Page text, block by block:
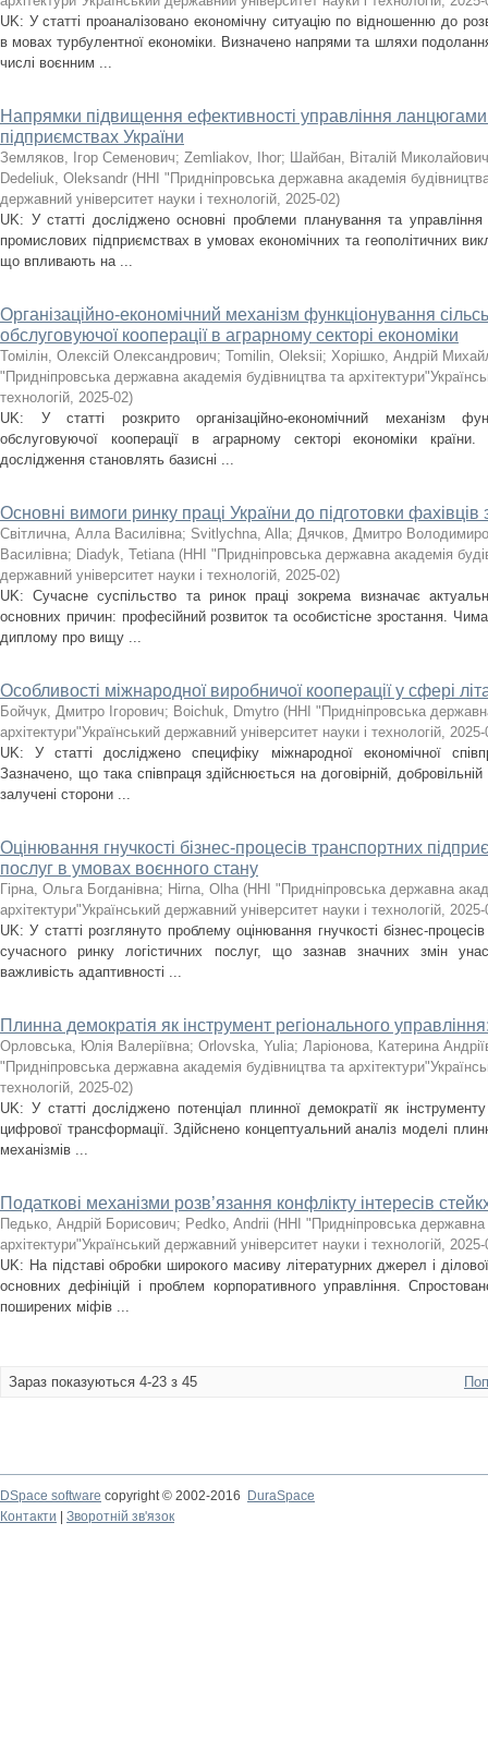
UK: У статті проаналізовано економічну ситуацію по відношенню до
в мовах турбулентної економіки. Визначено напрями та шляхи
числі воєнним ...
Напрямки підвищення ефективності управління
підприємствах України
Земляков, Ігор Семенович; Zemliakov, Ihor; Шайбан, Віталій Миколайович
Dedeliuk, Oleksandr (ННІ "Придніпровська державна академія
державний університет науки і технологій, 2025-02)
UK: У статті досліджено основні проблеми планування та
промислових підприємствах в умовах економічних та геополітичних
що впливають на ...
Організаційно-економічний механізм функціонування
обслуговуючої кооперації в аграрному секторі економіки
Томілін, Олексій Олександрович; Tomilin, Oleksii; Хорішко, Андрій
"Придніпровська державна академія будівництва та
технологій, 2025-02)
UK: У статті розкрито організаційно-економічний механізм
обслуговуючої кооперації в аграрному секторі економіки
дocлiджeння становлять базисні ...
Основні вимоги ринку праці України до підготовки
Світлична, Алла Василівна; Svitlychna, Alla; Дячков, Дмитро
Василівна; Diadyk, Tetiana (ННІ "Придніпровська державна академія
державний університет науки і технологій, 2025-02)
UK: Сучасне суспільство та ринок праці зокрема визначає
основних причин: професійний розвиток та особистісне зростання.
диплому про вищу ...
Особливості міжнародної виробничої кооперації у сфері
Бойчук, Дмитро Ігорович; Boichuk, Dmytro (ННІ "Придніпровська
архітектури"Український державний університет науки і технологій, 2025-
UK: У статті досліджено специфіку міжнародної економічної
Зазначено, що така співпраця здійснюється на договірній,
залучені сторони ...
Оцінювання гнучкості бізнес-процесів транспортних
послуг в умовах воєнного стану
Гірна, Ольга Богданівна; Hirna, Olha (ННІ "Придніпровська державна
архітектури"Український державний університет науки і технологій, 2025-
UK: У статті розглянуто проблему оцінювання гнучкості бізнес-
сучасного ринку логістичних послуг, що зазнав значних змін
важливість адаптивності ...
Плинна демократія як інструмент регіонального
Орловська, Юлія Валеріївна; Orlovska, Yulia; Ларіонова, Катерина
"Придніпровська державна академія будівництва та
технологій, 2025-02)
UK: У статті досліджено потенціал плинної демократії як
цифрової трансформації. Здійснено концептуальний аналіз моделі
механізмів ...
Податкові механізми розв’язання конфлікту інтересів
Педько, Андрій Борисович; Pedko, Andrii (ННІ "Придніпровська державна
архітектури"Український державний університет науки і технологій, 2025-
UK: На підставі обробки широкого масиву літературних джерел і
основних дефініцій і проблем корпоративного управління.
поширених міфів ...
Зараз показуються 4-23 з 45
DSpace software copyright © 2002-2016
DuraSpace
Контакти
Зворотній зв'язок